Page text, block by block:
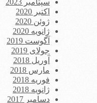
سپتامبر 2023
اکتبر 2020
ژوئن 2020
ژانویه 2020
آگوست 2019
جولای 2019
آوریل 2018
مارس 2018
فوریه 2018
ژانویه 2018
دسامبر 2017